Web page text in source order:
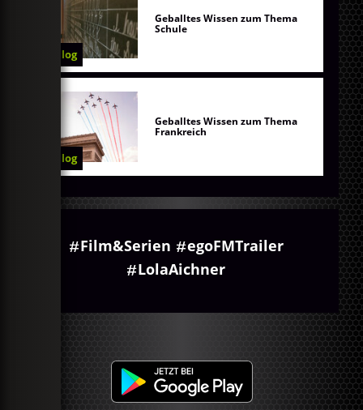
Blog
Geballtes Wissen zum Thema
Schule
Blog
Geballtes Wissen zum Thema
Frankreich
Film&Serien
egoFMTrailer
LolaAichner